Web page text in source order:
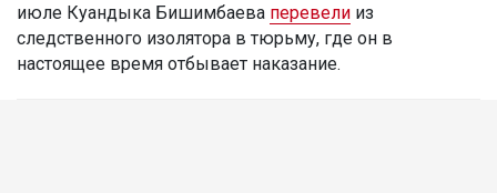
июле Куандыка Бишимбаева перевели из
следственного изолятора в тюрьму, где он в
настоящее время отбывает наказание.